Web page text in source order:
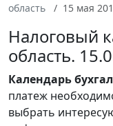
область
15 мая
Налоговый
область.
Календарь
платеж
выбрать